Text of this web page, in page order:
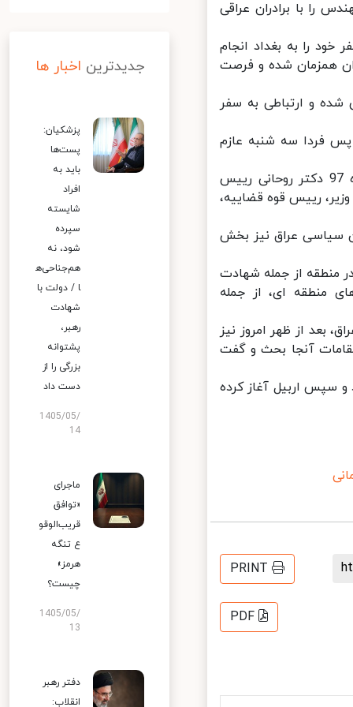
را با برادران عراقی
را به بغداد انجام
همزمان شده و فرصت
و ارتباطی به سفر
فردا سه شنبه عازم
ظریف اهداف سفر خود به بغداد را پیگیری توافقات سابق سفر اسفندماه 97 دکتر روحانی رییس
رییس قوه قضاییه،
سیاسی عراق نیز بخش
منطقه از جمله شهادت
منطقه ای، از جمله
بعد از ظهر امروز نیز
آنجا بحث و گفت
اربیل آغاز کرده
PRINT
PDF
جدیدترین اخبار ها
پزشکیان:
پست‌ها
باید به
افراد
شایسته
سپرده
شود، نه
هم‌جناحی‌ه
ا / دولت با
شهادت
رهبر،
پشتوانه
بزرگی را از
دست داد
1405/05/
14
ماجرای
«توافق
قریب‌الوقو
ع تنگه
هرمز»
چیست؟
1405/05/
13
دفتر رهبر
انقلاب: